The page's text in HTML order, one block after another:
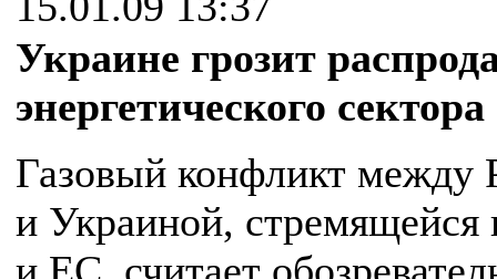
Украине грозит
энергетического сектора
Газовый конфликт между
и Украиной,